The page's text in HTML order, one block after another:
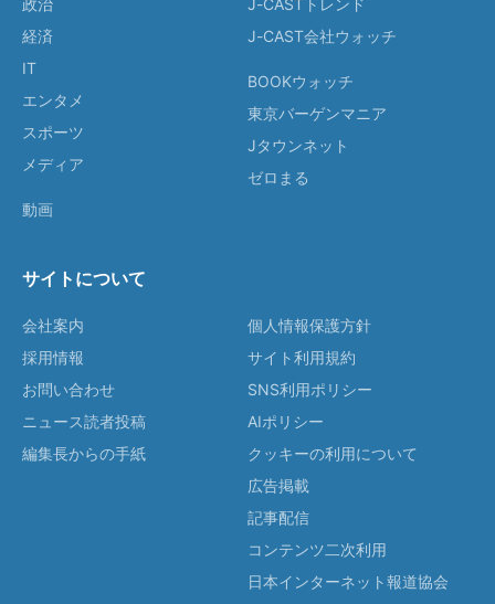
政治
経済
IT
エンタメ
スポーツ
メディア
動画
J-CASTトレンド
J-CAST会社ウォッチ
BOOKウォッチ
東京バーゲンマニア
Jタウンネット
ゼロまる
サイトについて
会社案内
採用情報
お問い合わせ
ニュース読者投稿
編集長からの手紙
個人情報保護方針
サイト利用規約
SNS利用ポリシー
AIポリシー
クッキーの利用について
広告掲載
記事配信
コンテンツ二次利用
日本インターネット報道協会